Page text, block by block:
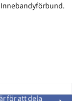
för att dela